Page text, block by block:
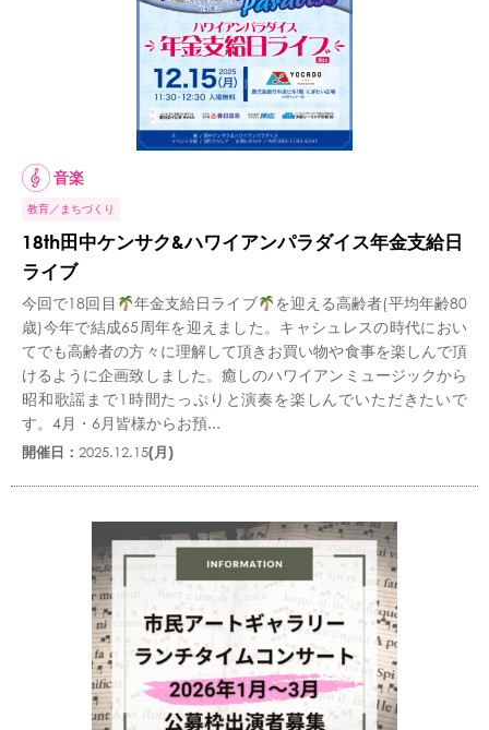
音楽
教育 まちづくり
18th田中ケンサク&ハワイアンパラダイス年金支給日
ライブ
今回で18回目
年金支給日ライブ
を迎える高齢者(平均年齢80
歳)今年で結成65周年を迎えました。キャシュレスの時代におい
てでも高齢者の方々に理解して頂きお買い物や食事を楽しんで頂
けるように企画致しました。癒しのハワイアンミュージックから
昭和歌謡まで1時間たっぷりと演奏を楽しんでいただきたいで
す。4月・6月皆様からお預...
開催日： 2025.12.15(月)